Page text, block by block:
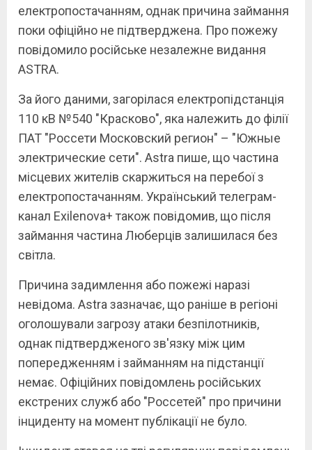
електропостачанням, однак причина займання
поки офіційно не підтверджена. Про пожежу
повідомило російське незалежне видання
ASTRA.
За його даними, загорілася електропідстанція
110 кВ №540 "Красково", яка належить до філії
ПАТ "Россети Московский регион" – "Южные
электрические сети". Astra пише, що частина
місцевих жителів скаржиться на перебої з
електропостачанням. Український телеграм-
канал Exilenova+ також повідомив, що після
займання частина Люберців залишилася без
світла.
Причина задимлення або пожежі наразі
невідома. Astra зазначає, що раніше в регіоні
оголошували загрозу атаки безпілотників,
однак підтвердженого зв'язку між цим
попередженням і займанням на підстанції
немає. Офіційних повідомлень російських
екстрених служб або "Россетей" про причини
інциденту на момент публікації не було.